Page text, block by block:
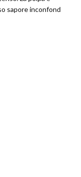
sapore inconfond